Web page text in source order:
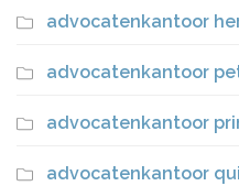
advocatenkantoor
advocatenkantoor
advocatenkantoor
advocatenkantoor